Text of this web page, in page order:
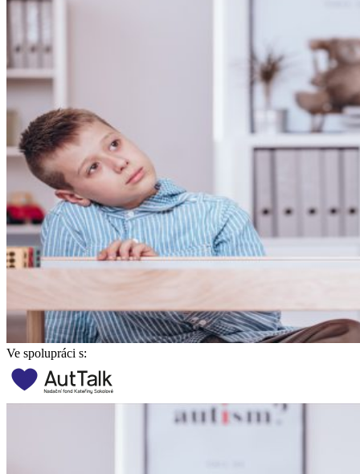
Ve spolupráci s: